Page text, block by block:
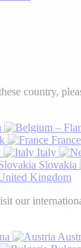
country,
France
Italy
Slovakia
Kingdom
our